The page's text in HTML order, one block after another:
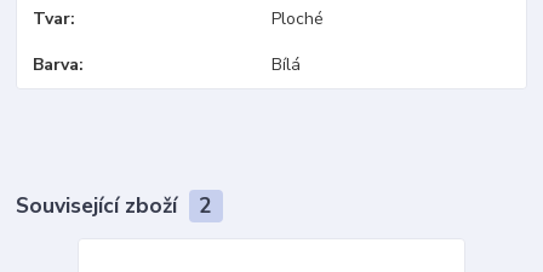
Tvar Ploché
Barva Bílá
Související zboží 2